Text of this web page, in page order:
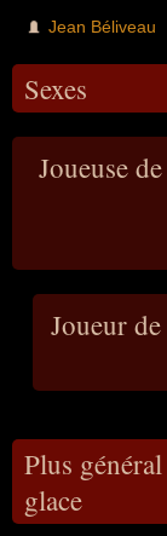
Jean Béliveau
Sexes
Joueuse
Joueur
Plus
glace